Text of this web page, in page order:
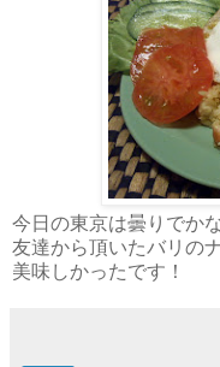
今日の東京は曇りでか
友達から頂いたバリの
美味しかったです！